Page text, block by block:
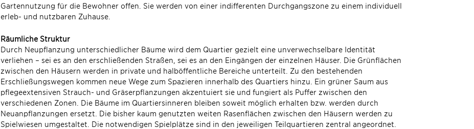
Gartennutzung für die Bewohner offen. Sie werden von einer indifferenten Durchgangszone zu einem individuell
erleb- und nutzbaren Zuhause.
Räumliche Struktur
Durch Neupflanzung unterschiedlicher Bäume wird dem Quartier gezielt eine unverwechselbare Identität
verliehen – sei es an den erschließenden Straßen, sei es an den Eingängen der einzelnen Häuser. Die Grünflächen
zwischen den Häusern werden in private und halböffentliche Bereiche unterteilt. Zu den bestehenden
Erschließungswegen kommen neue Wege zum Spazieren innerhalb des Quartiers hinzu. Ein grüner Saum aus
pflegeextensiven Strauch- und Gräserpflanzungen akzentuiert sie und fungiert als Puffer zwischen den
verschiedenen Zonen. Die Bäume im Quartiersinneren bleiben soweit möglich erhalten bzw. werden durch
Neuanpflanzungen ersetzt. Die bisher kaum genutzten weiten Rasenflächen zwischen den Häusern werden zu
Spielwiesen umgestaltet. Die notwendigen Spielplätze sind in den jeweiligen Teilquartieren zentral angeordnet.